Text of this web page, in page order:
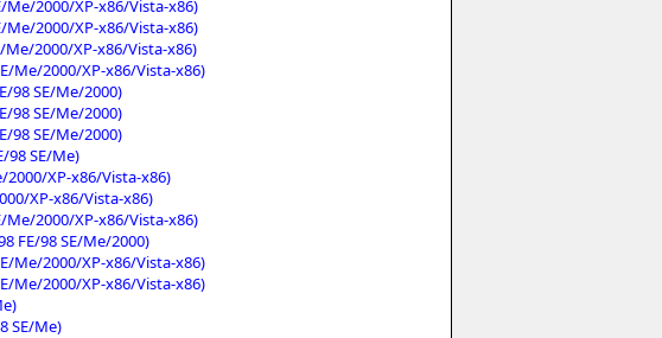
Me/2000/XP-x86/Vista-x86)
Me/2000/XP-x86/Vista-x86)
Me/2000/XP-x86/Vista-x86)
Me/2000/XP-x86/Vista-x86)
98 SE/Me/2000)
98 SE/Me/2000)
98 SE/Me/2000)
98 SE/Me)
2000/XP-x86/Vista-x86)
XP-x86/Vista-x86)
Me/2000/XP-x86/Vista-x86)
FE/98 SE/Me/2000)
Me/2000/XP-x86/Vista-x86)
Me/2000/XP-x86/Vista-x86)
SE/Me)